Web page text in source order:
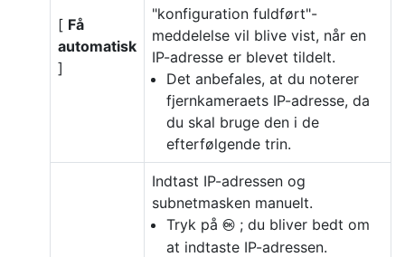
[ Få
automatisk
]
"konfiguration fuldført"-
meddelelse vil blive vist, når en
IP-adresse er blevet tildelt.
Det anbefales, at du noterer
fjernkameraets IP-adresse, da
du skal bruge den i de
efterfølgende trin.
Indtast IP-adressen og
subnetmasken manuelt.
Tryk på J ; du bliver bedt om
at indtaste IP-adressen.